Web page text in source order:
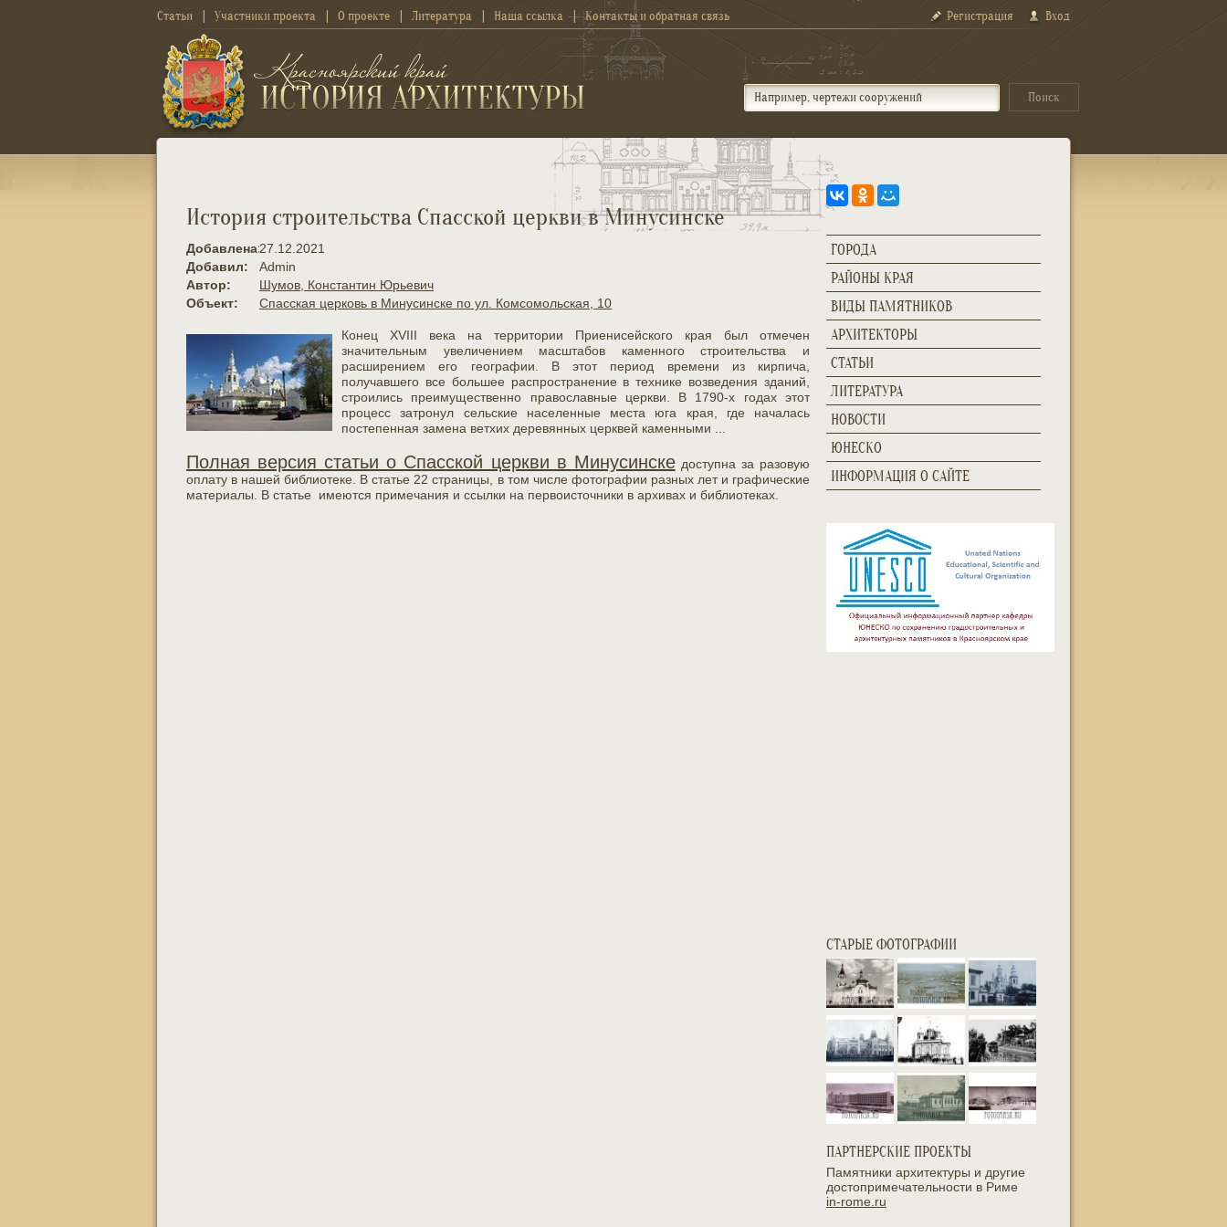
Статьи Участники проекта О проекте Литература Наша ссылка Контакты и обратная связь Регистрация Вход
История строительства Спасской церкви в Минусинске
Добавлена:27.12.2021
Добавил:
Admin
Автор:
Шумов, Константин Юрьевич
Объект:
Спасская церковь в Минусинске по ул. Комсомольская, 10
Конец XVIII века на территории Приенисейского края был отмечен
значительным увеличением масштабов каменного строительства и
расширением его географии. В этот период времени из кирпича,
получавшего все большее распространение в технике возведения зданий,
строились преимущественно православные церкви. В 1790-х годах этот
процесс затронул сельские населенные места юга края, где началась
постепенная замена ветхих деревянных церквей каменными ...
Полная версия статьи о Спасской церкви в Минусинскедоступна за разовую
оплату в нашей библиотеке. В статье 22 страницы, в том числе фотографии разных лет и графические
материалы. В статье имеются примечания и ссылки на первоисточники в архивах и библиотеках.
ГОРОДА
РАЙОНЫ КРАЯ
ВИДЫ ПАМЯТНИКОВ
АРХИТЕКТОРЫ
СТАТЬИ
ЛИТЕРАТУРА
НОВОСТИ
ЮНЕСКО
ИНФОРМАЦИЯ О САЙТЕ
СТАРЫЕ ФОТОГРАФИИ
ПАРТНЕРСКИЕ ПРОЕКТЫ
Памятники архитектуры и другие
достопримечательности в Риме
in-rome.ru